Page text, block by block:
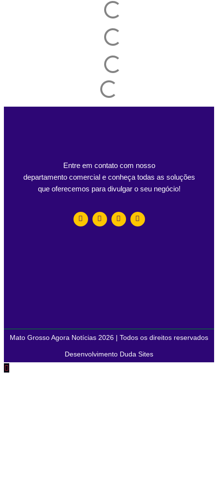
Entre em contato com nosso
departamento comercial e conheça todas as soluções
que oferecemos para divulgar o seu negócio!
Mato Grosso Agora Notícias 2026 | Todos os direitos reservados
Desenvolvimento Duda Sites